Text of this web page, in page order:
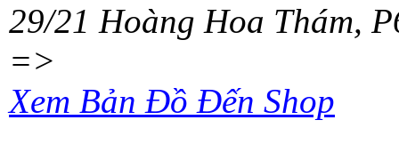
29/21 Hoàng Hoa Thám,
=>
Xem Bản Đồ Đến Shop